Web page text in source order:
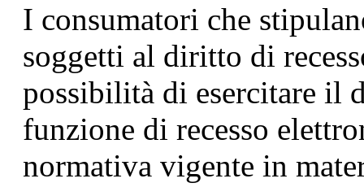
I consumatori che
soggetti al diritto di
possibilità di esercitare il
funzione di recesso
normativa vigente in